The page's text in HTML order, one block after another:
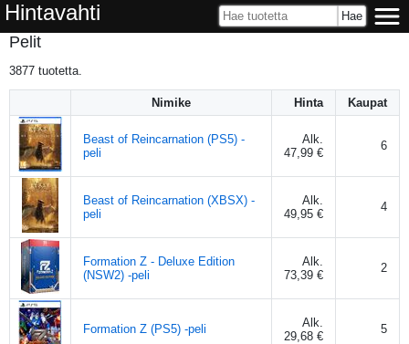
Hintavahti
Pelit
3877 tuotetta.
Nimike Hinta Kaupat
Beast of Reincarnation (PS5) -
peli
Alk.
47,99 €
6
Beast of Reincarnation (XBSX) -
peli
Alk.
49,95 €
4
Formation Z - Deluxe Edition
(NSW2) -peli
Alk.
73,39 €
2
Formation Z (PS5) -peli
Alk.
29,68 €
5